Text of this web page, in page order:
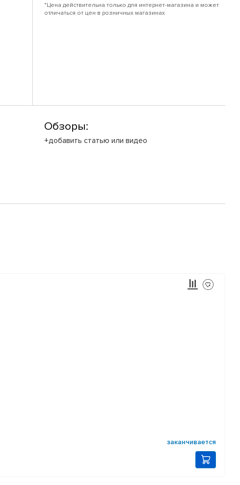
*Цена действительна только для интернет-магазина и может
отличаться от цен в розничных магазинах
Обзоры:
+добавить статью или видео
заканчивается